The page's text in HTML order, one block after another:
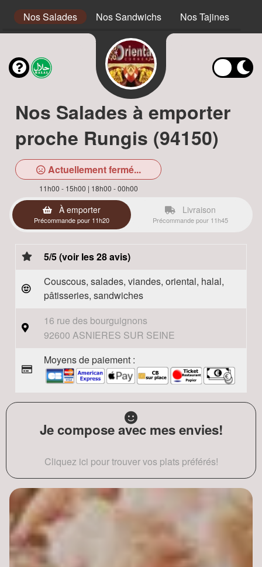
Nos Salades Nos Sandwichs Nos Tajines
Nos Salades à emporter
proche Rungis (94150)
Actuellement fermé...
11h00 - 15h00 | 18h00 - 00h00
À emporter
Précommande pour 11h20
Livraison
Précommande pour 11h45
5/5 (voir les 28 avis)
Couscous, salades, viandes, oriental, halal,
pâtisseries, sandwiches
16 rue des bourguignons
92600 ASNIERES SUR SEINE
Moyens de paiement :
Je compose avec mes envies!
Cliquez ici pour trouver vos plats préférés!